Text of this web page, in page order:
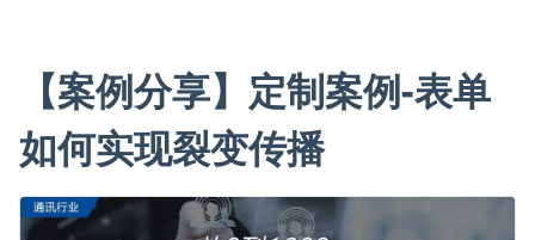
【案例分享】定制案例-表单
如何实现裂变传播